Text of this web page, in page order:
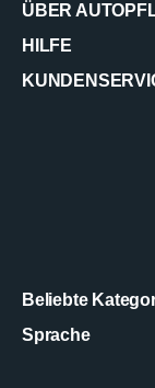
ÜBER
HILFE
Beliebte
Sprache